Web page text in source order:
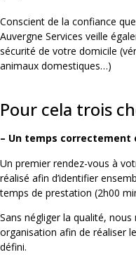
Conscient de la confiance
Auvergne Services veille
sécurité de votre domicile
animaux domestiques…)
Pour cela trois
– Un temps correctement
Un premier rendez-vous à
réalisé afin d’identifier
temps de prestation (2h00
Sans négliger la qualité,
organisation afin de réaliser
défini.